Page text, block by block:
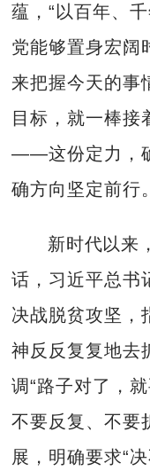
蕴，“以百年、
党能够置身宏阔
来把握今天的事
目标，就一棒接
——这份定力，
确方向坚定前行。
新时代以来
话，习近平总书
决战脱贫攻坚，
神反反复复地去
调“路子对了，
不要反复、不要
展，明确要求“